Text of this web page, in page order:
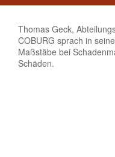
Thomas Geck,
COBURG sprach in
Maßstäbe bei
Schäden.